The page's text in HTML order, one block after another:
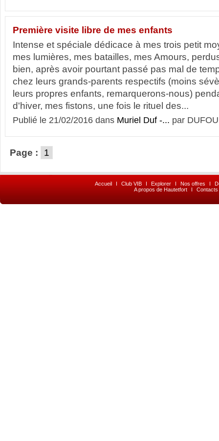
Première visite libre de mes enfants
Intense et spéciale dédicace à mes trois petit
mes lumières, mes batailles, mes Amours,
bien, après avoir pourtant passé pas mal de
chez leurs grands-parents respectifs (moins
leurs propres enfants, remarquerons-nous)
d'hiver, mes fistons, une fois le rituel des...
Publié le 21/02/2016 dans Muriel Duf -... par
Page : 1
Accueil I Club VIB I Explorer I Nos offres I
A propos de Hautetfort
I Contacts